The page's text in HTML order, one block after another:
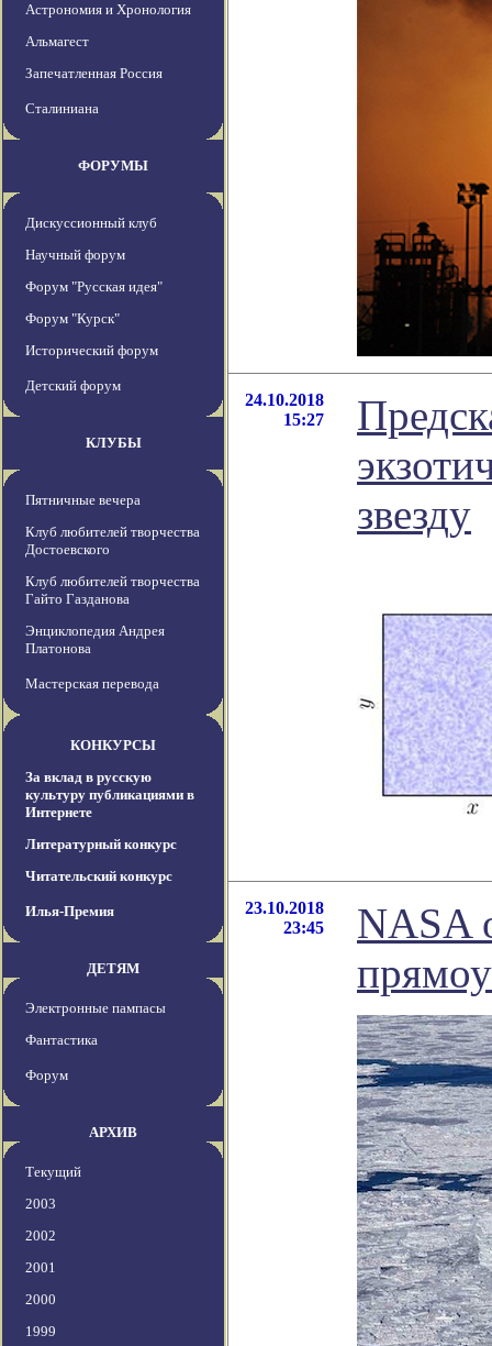
Астрономия и Хронология
Альмагест
Запечатленная Россия
Сталиниана
ФОРУМЫ
Дискуссионный клуб
Научный форум
Форум "Русская идея"
Форум "Курск"
Исторический форум
Детский форум
КЛУБЫ
Пятничные вечера
Клуб любителей творчества
Достоевского
Клуб любителей творчества
Гайто Газданова
Энциклопедия Андрея
Платонова
Мастерская перевода
КОНКУРСЫ
За вклад в русскую
культуру публикациями в
Интернете
Литературный конкурс
Читательский конкурс
Илья-Премия
ДЕТЯМ
Электронные пампасы
Фантастика
Форум
АРХИВ
Текущий
2003
2002
2001
2000
1999
24.10.2018
15:27
звезду
23.10.2018
23:45
NASA